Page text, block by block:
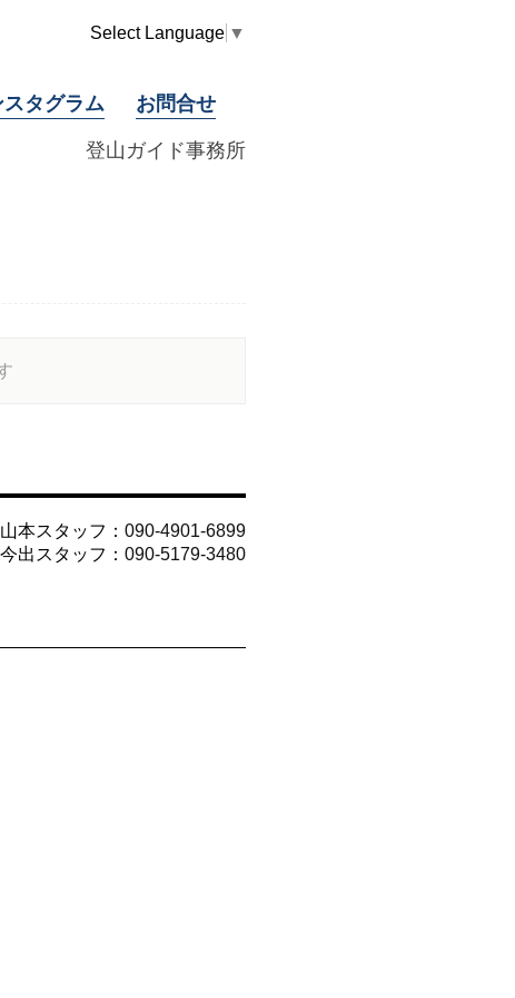
登山ガイド事務所
Select Language ▼
スタグラム お問合せ
山本スタッフ： 090-4901-6899
今出スタッフ： 090-5179-3480